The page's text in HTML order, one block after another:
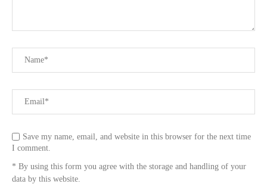
Save my name, email, and website in this browser for the next time
I comment.
* By using this form you agree with the storage and handling of your
data by this website.